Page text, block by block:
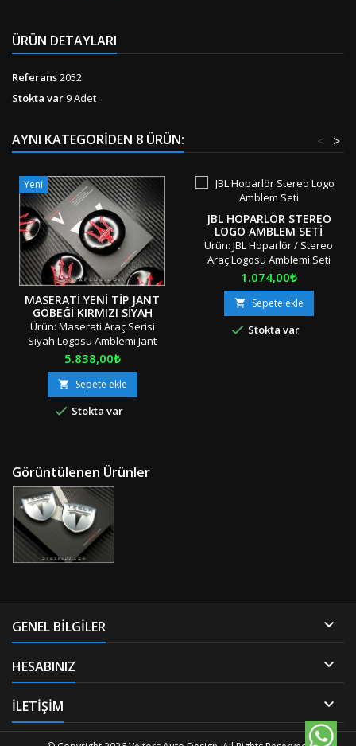
ÜRÜN DETAYLARI
Referans2052
Stokta var9 Adet
AYNI KATEGORIDEN 8 ÜRÜN: >
<
Yeni
MASERATI YENI TIP JANT
GÖBEĞI KIRMIZI SIYAH
MASERATI JANT GÖBEK
KAPAK SETI
Ürün: Maserati Araç Serisi
Siyah Logosu Amblemi Jant
Göbeği Jant Göbek Kapağı
Seti Adet: 4 Parça Boyut: 5.5 e
4.5 cm Materyal: OEM
Ürün/Tırnaklı / Geçmeli
Uyumluluk: Orijinal Jantlar /
Kutusunda / Özel
Ambalajında" "" Stok Ürünü
&amp; Aynı Gün &amp; Hızlı
Gönderi &amp;...
Fiyat
5.838,00₺
 Sepete ekle
 Stokta var
JBL HOPARLÖR STEREO
LOGO AMBLEM SETI
Ürün: JBL Hoparlör / Stereo
Araç Logosu Amblemi Seti
Adet: 4 Parça Boyut: Standart
Materyal: OEM Ürün/Çift
Taraflı Bant Uyumluluk: Tüm
Sınıf ve SerilerK3/24 "Orjinal /
Orijinal Kutusunda / Özel
Fiyat
1.074,00₺
 Sepete ekle
 Stokta var
Görüntülenen Ürünler
GENEL BILGILER 
HESABINIZ 
İLETİŞİM 